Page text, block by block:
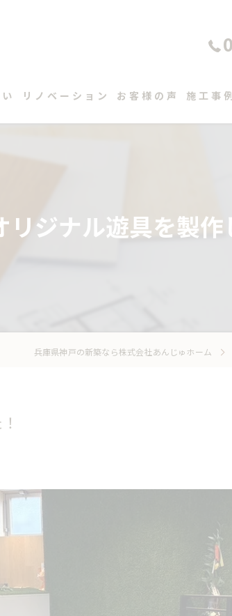
リノベーション お客様の声 施工事
ジナル遊具を製作
兵庫県神戸の新築なら株式会社あんじゅホーム